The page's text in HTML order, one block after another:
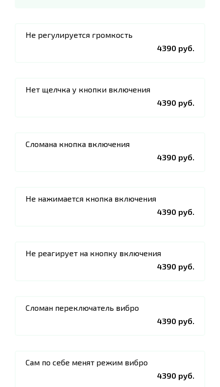
Не регулируется громкость
4390 руб.
Нет щелчка у кнопки включения
4390 руб.
Сломана кнопка включения
4390 руб.
Не нажимается кнопка включения
4390 руб.
Не реагирует на кнопку включения
4390 руб.
Сломан переключатель вибро
4390 руб.
Сам по себе менят режим вибро
4390 руб.